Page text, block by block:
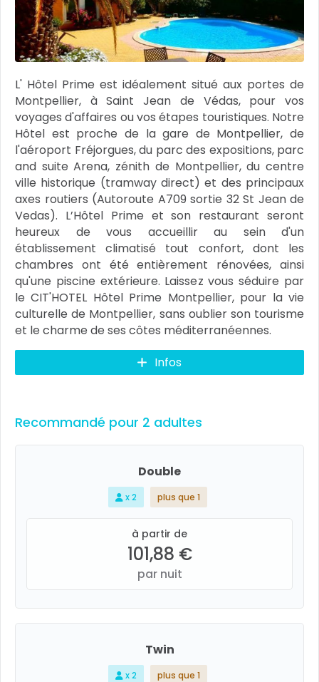
L' Hôtel Prime est idéalement situé aux portes de
Montpellier, à Saint Jean de Védas, pour vos
voyages d'affaires ou vos étapes touristiques. Notre
Hôtel est proche de la gare de Montpellier, de
l'aéroport Fréjorgues, du parc des expositions, parc
and suite Arena, zénith de Montpellier, du centre
ville historique (tramway direct) et des principaux
axes routiers (Autoroute A709 sortie 32 St Jean de
Vedas). L’Hôtel Prime et son restaurant seront
heureux de vous accueillir au sein d'un
établissement climatisé tout confort, dont les
chambres ont été entièrement rénovées, ainsi
qu'une piscine extérieure. Laissez vous séduire par
le CIT'HOTEL Hôtel Prime Montpellier, pour la vie
culturelle de Montpellier, sans oublier son tourisme
et le charme de ses côtes méditerranéennes.
Infos
Recommandé pour 2 adultes
Double
x 2 plus que 1
à partir de
101,88 €
par nuit
Twin
x 2 plus que 1